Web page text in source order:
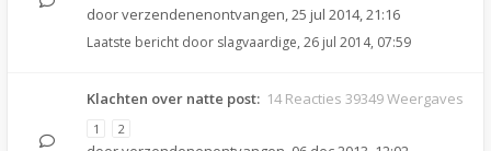
doorverzendenenontvangen,25 jul 2014, 21:16
Laatste bericht door slagvaardige, 26 jul 2014, 07:59
Klachten over natte post: 14 Reacties 39349 Weergaves
1 2